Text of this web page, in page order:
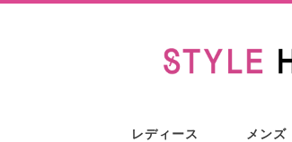
レディース メンズ